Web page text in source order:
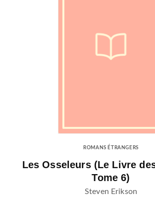
ROMANS ÉTRANGERS
Les Osseleurs (Le Livre
Tome 6)
Steven Erikson